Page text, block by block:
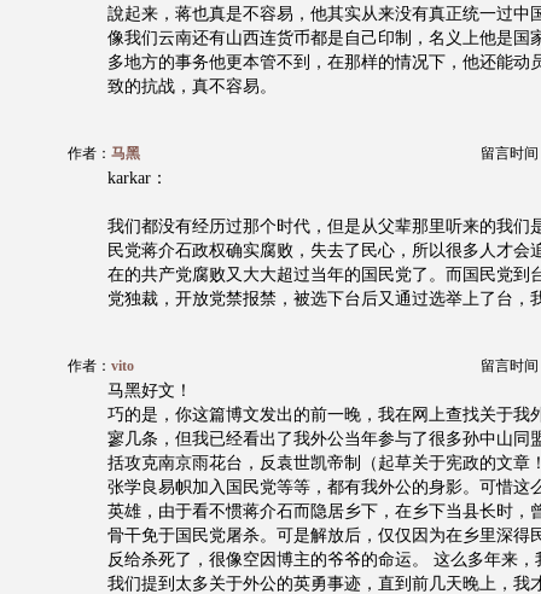
說起来，蒋也真是不容易，他其实从来没有真正统一过中
像我们云南还有山西连货币都是自己印制，名义上他是国
多地方的事务他更本管不到，在那样的情况下，他还能动
致的抗战，真不容易。
作者： 马黑 留言时间
karkar：
我们都没有经历过那个时代，但是从父辈那里听来的我们
民党蒋介石政权确实腐败，失去了民心，所以很多人才会
在的共产党腐败又大大超过当年的国民党了。而国民党到
党独裁，开放党禁报禁，被选下台后又通过选举上了台，
作者： vito 留言时间
马黑好文！
巧的是，你这篇博文发出的前一晚，我在网上查找关于我
寥几条，但我已经看出了我外公当年参与了很多孙中山同
括攻克南京雨花台，反袁世凯帝制（起草关于宪政的文章
张学良易帜加入国民党等等，都有我外公的身影。可惜这
英雄，由于看不惯蒋介石而隐居乡下，在乡下当县长时，
骨干免于国民党屠杀。可是解放后，仅仅因为在乡里深得
反给杀死了，很像空因博主的爷爷的命运。 这么多年来
我们提到太多关于外公的英勇事迹，直到前几天晚上，我